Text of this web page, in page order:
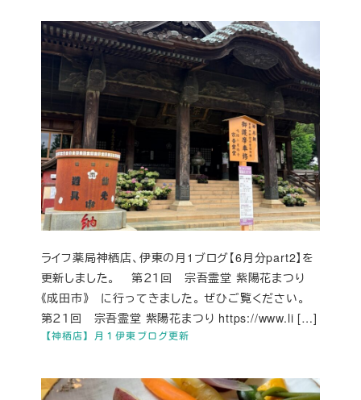
【神栖店】月１伊東ブログ更新
ライフ薬局神栖店、伊東の月1ブログ【6月分part2】を
更新しました。 第２１回 宗吾霊堂 紫陽花まつり
《成田市》 に行ってきました。 ぜひご覧ください。
第２１回 宗吾霊堂 紫陽花まつり https://www.li […]